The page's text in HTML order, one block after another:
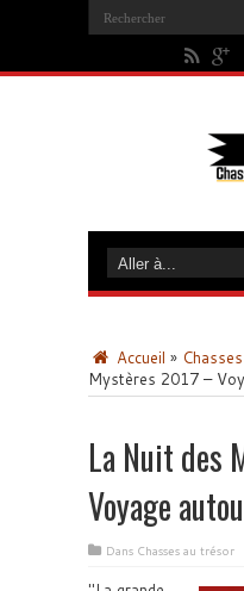
Accueil »
Mystères 2017 –
La Nuit des
Voyage
Dans Chasses au trésor